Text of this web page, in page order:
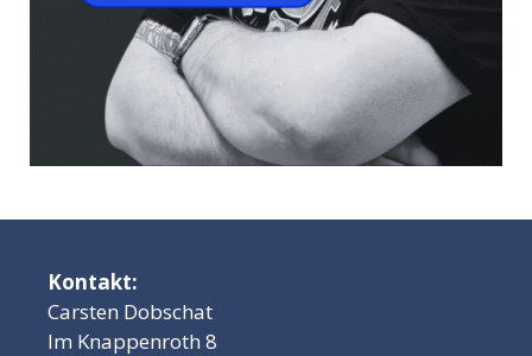
Kontakt:
Carsten Dobschat
Im Knappenroth 8